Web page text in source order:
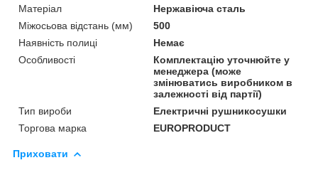
Матеріал
Нержавіюча сталь
Міжосьова відстань (мм)
500
Наявність полиці
Немає
Особливості
Комплектацію уточнюйте у
менеджера (може
змінюватись виробником в
залежності від партії)
Тип вироби
Електричні рушникосушки
Торгова марка
EUROPRODUCT
Приховати